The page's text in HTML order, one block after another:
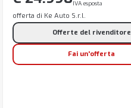
IVA esposta
offerta di Ke Auto S.r.l.
Offerte del rivenditore
Fai un'offerta